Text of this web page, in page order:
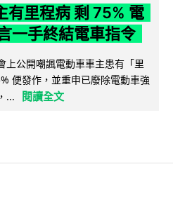
有里程病 剩 75% 電
一手終結電車指令
上公開嘲諷電動車車主患有「里
便發作，並重申已廢除電動車強
...
閱讀全文